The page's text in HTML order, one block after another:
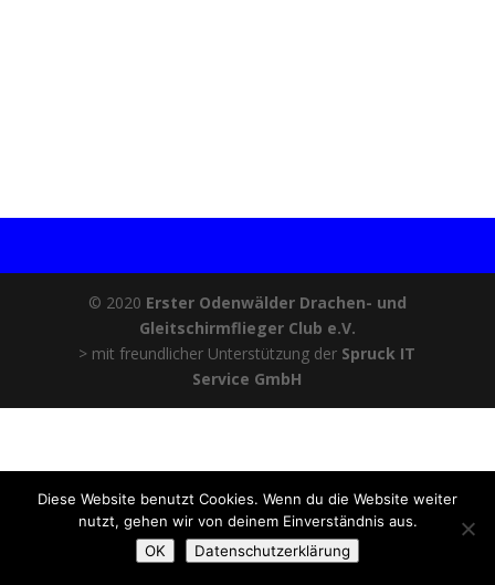
© 2020 Erster Odenwälder Drachen- und
Gleitschirmflieger Club e.V.
> mit freundlicher Unterstützung der Spruck IT
Service GmbH
Diese Website benutzt Cookies. Wenn du die Website weiter
nutzt, gehen wir von deinem Einverständnis aus.
OK
Datenschutzerklärung